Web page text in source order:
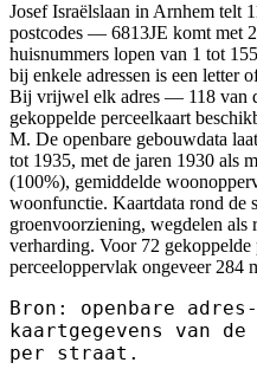
Josef Israëlslaan in Arnhem telt
postcodes — 6813JE komt met
huisnummers lopen van 1 tot
bij enkele adressen is een letter
Bij vrijwel elk adres — 118 van
gekoppelde perceelkaart
M. De openbare gebouwdata
tot 1935, met de jaren 1930 als
(100%), gemiddelde
woonfunctie. Kaartdata rond de
groenvoorziening, wegdelen als
verharding. Voor 72 gekoppelde
perceeloppervlak ongeveer 284
Bron: openbare
kaartgegevens van
per straat.